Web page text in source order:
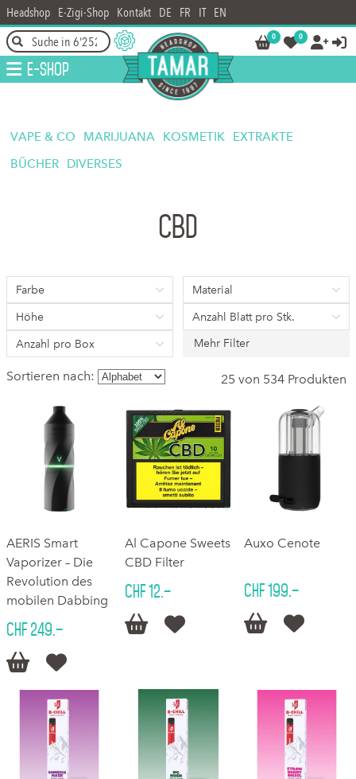
Headshop E-Zigi-Shop Kontakt DE FR IT EN
0 0  
E-Shop
VAPE & CO MARIJUANA KOSMETIK
EXTRAKTE
BÜCHER
DIVERSES
CBD
Farbe
Material
Höhe
Anzahl Blatt pro Stk.
Anzahl pro Box
Mehr Filter
Sortieren nach: 25 von 534 Produkten
‌AERIS Smart
Vaporizer – Die
Revolution des
mobilen Dabbing
CHF 249.–
 
Al Capone Sweets
CBD Filter
CHF 12.–
 
Auxo Cenote
CHF 199.–
 